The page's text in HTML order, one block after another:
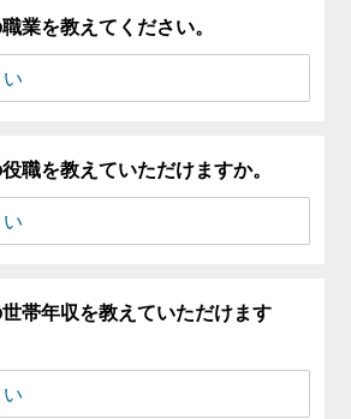
業を教えてください。
職を教えていただけますか。
帯年収を教えていただけます